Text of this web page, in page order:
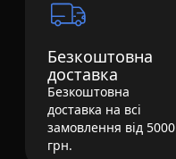
Безкоштовна
доставка
Безкоштовна
доставка на всі
замовлення від 5000
грн.